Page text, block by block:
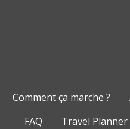
Comment ça marche ?
FAQ
Travel